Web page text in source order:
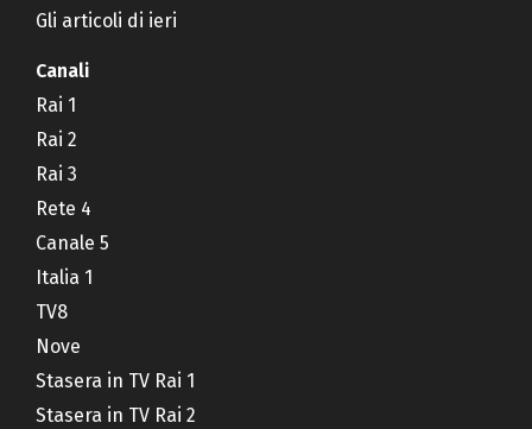
Gli articoli di ieri
Canali
Rai 1
Rai 2
Rai 3
Rete 4
Canale 5
Italia 1
TV8
Nove
Stasera in TV Rai 1
Stasera in TV Rai 2